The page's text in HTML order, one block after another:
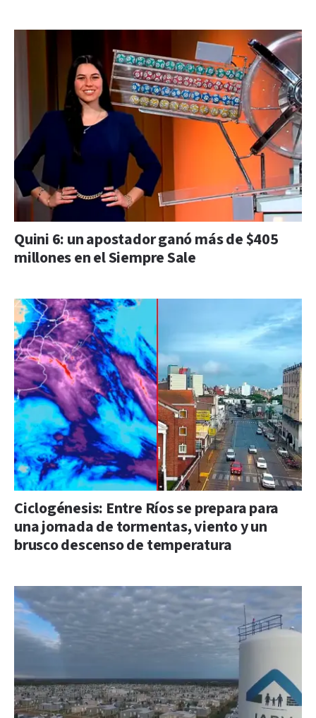
Quini 6: un apostador ganó más de $405
millones en el Siempre Sale
Ciclogénesis: Entre Ríos se prepara para
una jornada de tormentas, viento y un
brusco descenso de temperatura